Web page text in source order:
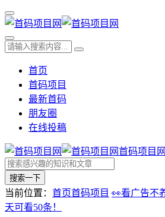
首页
首码项目
最新首码
朋友圈
在线投稿
首码项目网
搜索一下
当前位置： 首页首码项目 👀看广告不
天可看50条！